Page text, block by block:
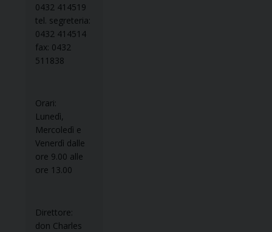
0432 414519
tel. segreteria:
0432 414514
fax: 0432
511838
Orari:
Lunedì,
Mercoledì e
Venerdì dalle
ore 9.00 alle
ore 13.00
Direttore:
don Charles